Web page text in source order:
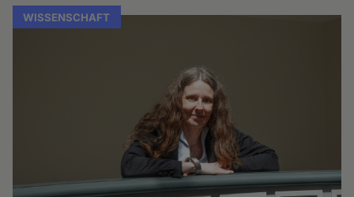
WISSENSCHAFT